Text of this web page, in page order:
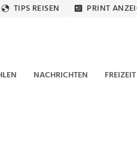
TIPS REISEN PRINT
NACHRICHTEN FREIZEIT